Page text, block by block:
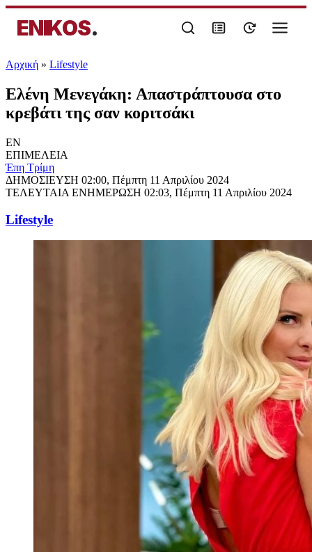
ENIKOS.
Αρχική » Lifestyle
Ελένη Μενεγάκη: Απαστράπτουσα στο
κρεβάτι της σαν κοριτσάκι
EN
ΕΠΙΜΕΛΕΙΑ
Έπη Τρίμη
ΔΗΜΟΣΙΕΥΣΗ 02:00, Πέμπτη 11 Απριλίου 2024
ΤΕΛΕΥΤΑΙΑ ΕΝΗΜΕΡΩΣΗ 02:03, Πέμπτη 11 Απριλίου 2024
Lifestyle